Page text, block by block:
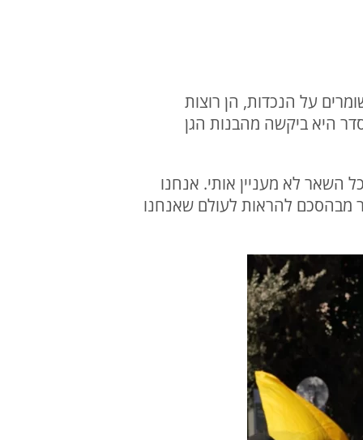
על הנכדות, הן רוצות
היא ביקשה מהבנות הגן
השאר לא מעניין אותי. אנחנו
מבהסכם להראות לעולם שאנחנו